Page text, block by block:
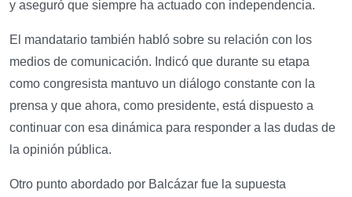
y aseguró que siempre ha actuado con independencia.
El mandatario también habló sobre su relación con los
medios de comunicación. Indicó que durante su etapa
como congresista mantuvo un diálogo constante con la
prensa y que ahora, como presidente, está dispuesto a
continuar con esa dinámica para responder a las dudas de
la opinión pública.
Otro punto abordado por Balcázar fue la supuesta